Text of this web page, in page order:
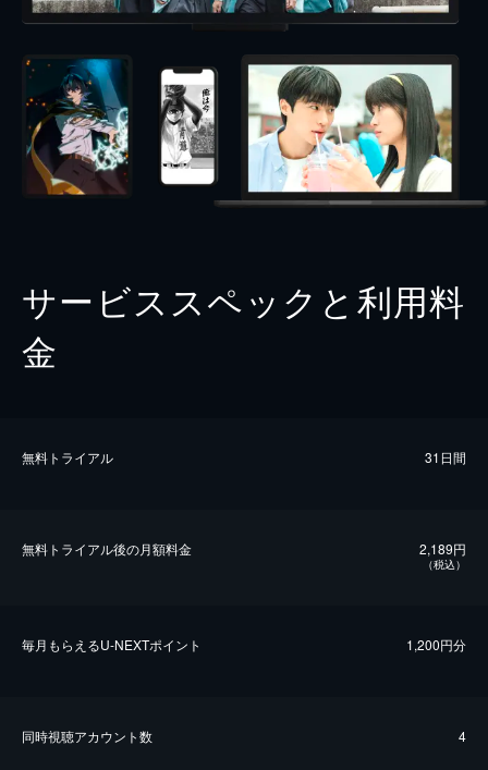
サービススペックと利用料
金
無料トライアル 31日間
無料トライアル後の⽉額料金 2,189円
（税込）
毎⽉もらえるU-NEXTポイント 1,200円分
同時視聴アカウント数 4